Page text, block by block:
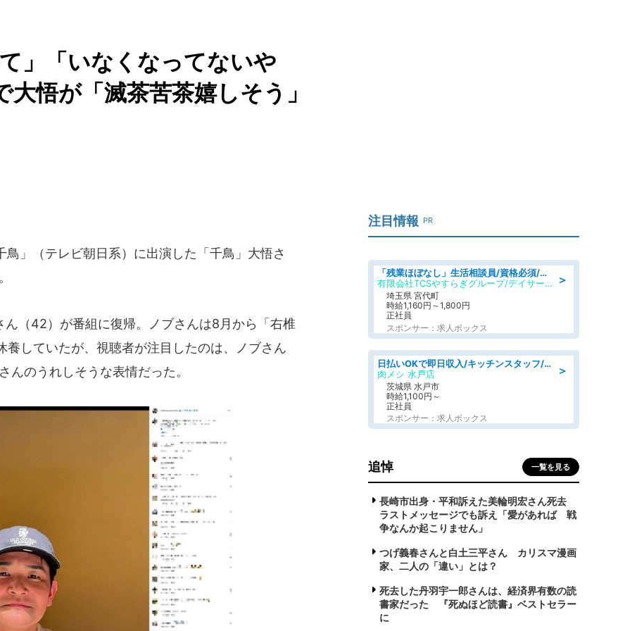
」「いなくなってないや
悟が「滅茶苦茶嬉しそう」
」（テレビ朝日系）に出演した「千鳥」大悟さ
（42）が番組に復帰。ノブさんは8月から「右椎
養していたが、視聴者が注目したのは、ノブさん
んのうれしそうな表情だった。
注目情報 PR
＞
「残業ほぼなし」生活相談員/資格必須/正職員/日勤のみ/デイサービス
有限会社TCSやすらぎグループ/デイサービスやすらぎ
埼玉県 宮代町
時給1,160円～1,800円
正社員
スポンサー：求人ボックス
＞
日払いOKで即日収入/キッチンスタッフ/「原付免許必須」デリバリー業務など、自己成長可能な幅広い仕事に挑戦!髪型自由&ピアス・ネイルOK/茨城県/水戸市
肉メシ 水戸店
茨城県 水戸市
時給1,100円～
正社員
スポンサー：求人ボックス
追悼 一覧を見る
長崎市出身・平和訴えた美輪明宏さん死去
ラストメッセージでも訴え「愛があれば 戦
争なんか起こりません」
つげ義春さんと白土三平さん カリスマ漫画
家、二人の「違い」とは？
死去した丹羽宇一郎さんは、経済界有数の読
書家だった 『死ぬほど読書』ベストセラー
に